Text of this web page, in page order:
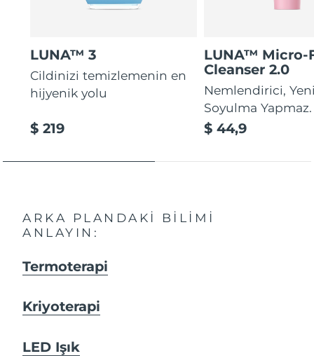
LUNA™ 3
Cildinizi temizlemenin en
hijyenik yolu
$ 219
LUNA™ Micro-
Cleanser 2.0
Nemlendirici,
Soyulma Yapmaz.
$ 44,9
ARKA PLANDAKI BILIMI
ANLAYIN:
Termoterapi
Kriyoterapi
LED Işık